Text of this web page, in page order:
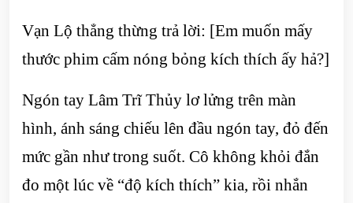
Vạn Lộ thẳng thừng trả lời: [Em muốn mấy
thước phim cấm nóng bỏng kích thích ấy hả?]
Ngón tay Lâm Trĩ Thủy lơ lửng trên màn
hình, ánh sáng chiếu lên đầu ngón tay, đỏ đến
mức gần như trong suốt. Cô không khỏi đắn
đo một lúc về “độ kích thích” kia, rồi nhắn